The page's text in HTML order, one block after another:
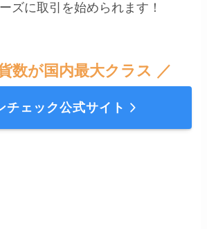
ズに取引を始められます！
数が国内最大クラス ／
チェック公式サイト